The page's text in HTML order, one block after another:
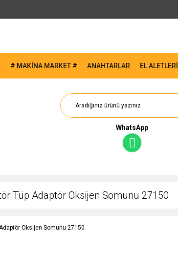
# MAKİNA MARKET # ANAHTARLAR EL ALETLERİ
WhatsApp
Tüp Adaptör Oksijen Somunu 27150